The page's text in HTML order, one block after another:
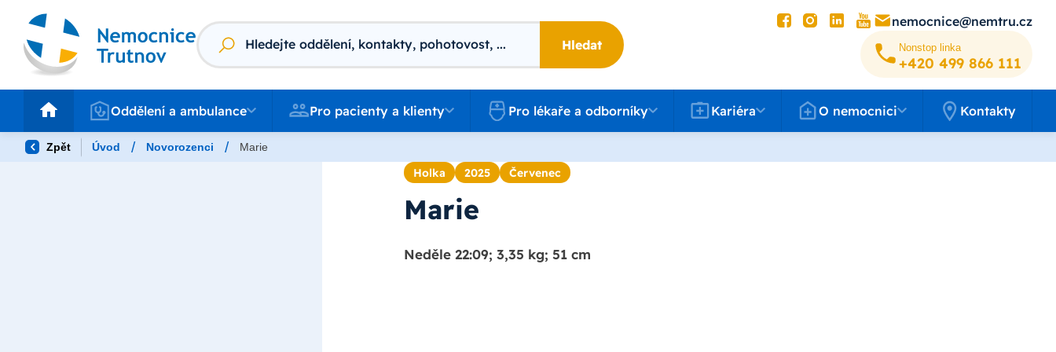
Vyhledávání
Hledat
nemocnice@nemtru.cz
Nonstop linka
+420 499 8­66 111
Oddělení a ambulance
Oddělení a ambulance Pro pacienty a klienty
Pro lékaře a odborníky
Pro lékaře a odborníky
Kariéra
Kariéra
O nemocnici
O nemocnici Kontakty
Zpět Úvod / Novorozenci / Marie
Holka 2025 Červenec
Marie
Neděle 22:09; 3,35 kg; 51 cm